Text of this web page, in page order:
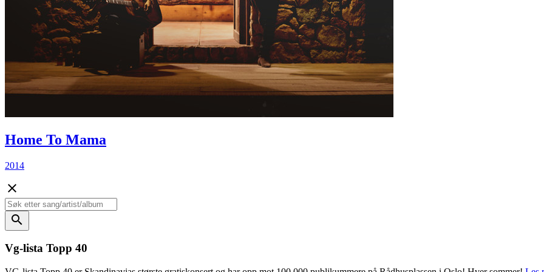
Home To Mama
2014
close
search
Vg-lista Topp 40